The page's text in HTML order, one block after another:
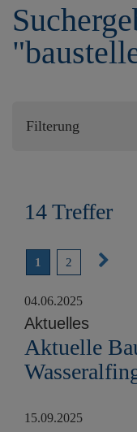
Filterung
14 Treffer
1 2
s
t
04.06.2025
Aktuelles
Aktuelle
15.09.2025